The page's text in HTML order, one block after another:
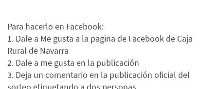
Para hacerlo en Facebook:
1. Dale a Me gusta a la pagina de Facebook de Caja
Rural de Navarra
2. Dale a me gusta en la publicación
3. Deja un comentario en la publicación oficial del